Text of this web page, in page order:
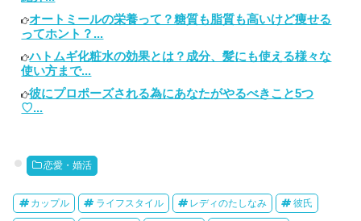
オートミールの栄養って？糖質も脂質も高いけど痩せる
ってホント？...
ハトムギ化粧水の効果とは？成分、髪にも使える様々な
使い方まで...
彼にプロポーズされる為にあなたがやるべきこと5つ
♡...
恋愛・婚活
カップル ライフスタイル レディのたしなみ 彼氏